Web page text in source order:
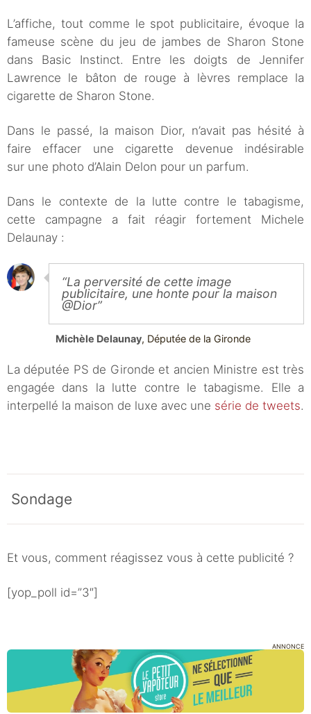
L’affiche, tout comme le spot publicitaire, évoque la
fameuse scène du jeu de jambes de Sharon Stone
dans Basic Instinct. Entre les doigts de Jennifer
Lawrence le bâton de rouge à lèvres remplace la
cigarette de Sharon Stone.
Dans le passé, la maison Dior, n’avait pas hésité à
faire effacer une cigarette devenue indésirable
sur une photo d’Alain Delon pour un parfum.
Dans le contexte de la lutte contre le tabagisme,
cette campagne a fait réagir fortement Michele
Delaunay :
“La perversité de cette image
publicitaire, une honte pour la maison
@Dior”
Michèle Delaunay, Députée de la Gironde
La députée PS de Gironde et ancien Ministre est très
engagée dans la lutte contre le tabagisme. Elle a
interpellé la maison de luxe avec une série de tweets.
Sondage
Et vous, comment réagissez vous à cette publicité ?
[yop_poll id=”3″]
ANNONCE